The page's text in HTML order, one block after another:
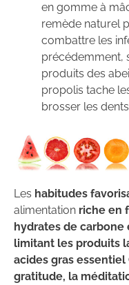
en gomme à
remède naturel
combattre les
précédemment,
produits des
propolis tache
brosser les
Les habitudes
alimentation riche en
hydrates de carbone
limitant les produits
acides gras
gratitude, la